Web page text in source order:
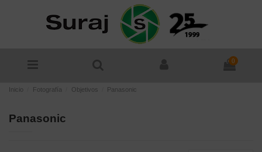
0
Inicio Fotografía Objetivos Panasonic
Panasonic